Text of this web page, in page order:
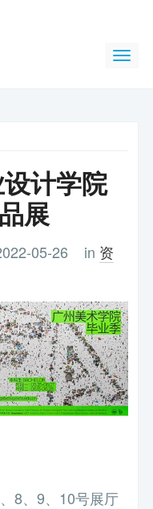
计学院
展
05-26 in 资
8、9、10号展厅